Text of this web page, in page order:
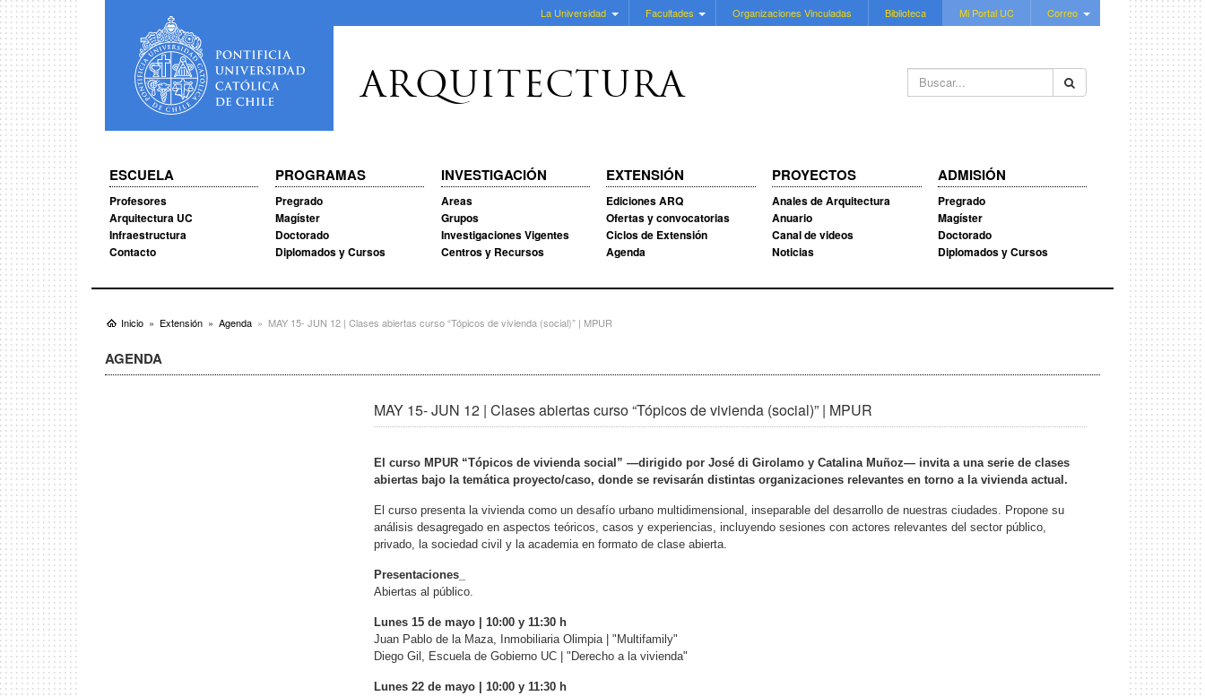
La Universidad Facultades Organizaciones Vinculadas Biblioteca Mi Portal UC Correo
Buscar...
ARQUITECTURA
ESCUELA
Profesores
Arquitectura UC
Infraestructura
Contacto
PROGRAMAS
Pregrado
Magíster
Doctorado
Diplomados y Cursos
INVESTIGACIÓN
Areas
Grupos
Investigaciones Vigentes
Centros y Recursos
EXTENSIÓN
Ediciones ARQ
Ofertas y convocatorias
Ciclos de Extensión
Agenda
PROYECTOS
Anales de Arquitectura
Anuario
Canal de videos
Noticias
ADMISIÓN
Pregrado
Magíster
Doctorado
Diplomados y Cursos
Inicio Extensión Agenda MAY 15- JUN 12 | Clases abiertas curso “Tópicos de vivienda (social)” | MPUR
AGENDA
MAY 15- JUN 12 | Clases abiertas curso “Tópicos de vivienda (social)” | MPUR
El curso MPUR “Tópicos de vivienda social” —dirigido por José di Girolamo y Catalina Muñoz— invita a una serie de clases
abiertas bajo la temática proyecto/caso, donde se revisarán distintas organizaciones relevantes en torno a la vivienda actual.
El curso presenta la vivienda como un desafío urbano multidimensional, inseparable del desarrollo de nuestras ciudades. Propone su
análisis desagregado en aspectos teóricos, casos y experiencias, incluyendo sesiones con actores relevantes del sector público,
privado, la sociedad civil y la academia en formato de clase abierta.
Presentaciones_
Abiertas al público.
Lunes 15 de mayo | 10:00 y 11:30 h
Juan Pablo de la Maza, Inmobiliaria Olimpia | "Multifamily"
Diego Gil, Escuela de Gobierno UC | "Derecho a la vivienda"
Lunes 22 de mayo | 10:00 y 11:30 h